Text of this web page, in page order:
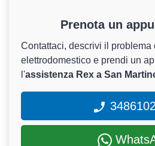
Prenota un
Contattaci, descrivi il problema
elettrodomestico e prendi un
l'assistenza Rex a San